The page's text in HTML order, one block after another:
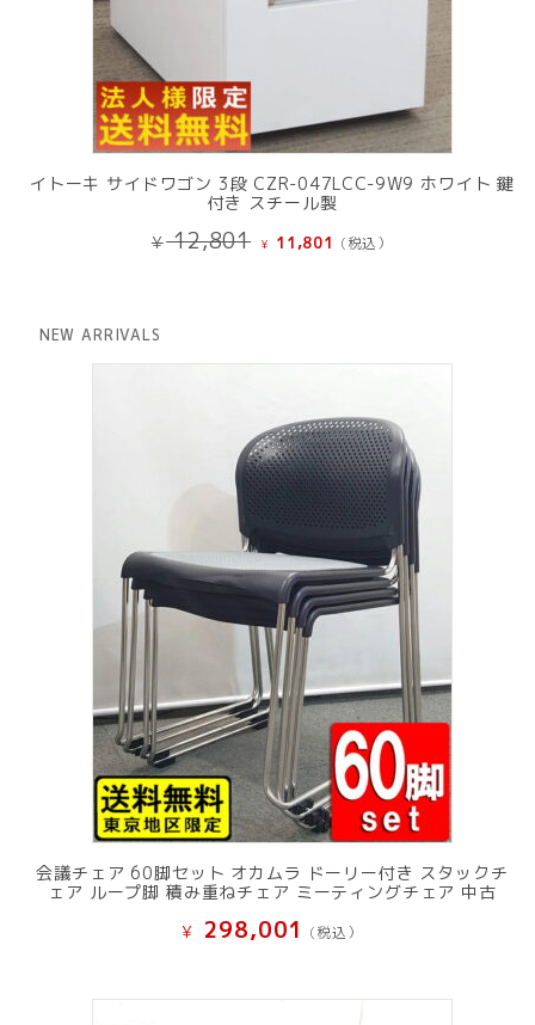
イトーキ サイドワゴン 3段 CZR-047LCC-9W9 ホワイト 鍵
付き スチール製
¥12,801
元
た。
¥ 11,801 現
す。
(税込）
NEW ARRIVALS
会議チェア 60脚セット オカムラ ドーリー付き スタックチ
ェア ループ脚 積み重ねチェア ミーティングチェア 中古
¥ 298,001 (税込）